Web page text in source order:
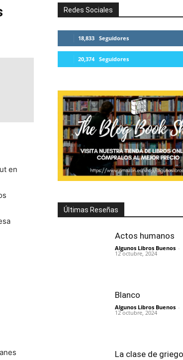
en
Redes Sociales
18,833 Seguidores
20,374 Seguidores
Últimas Reseñas
Actos humanos
Algunos Libros Buenos -
12 octubre, 2024
Blanco
Algunos Libros Buenos -
12 octubre, 2024
La clase de griego